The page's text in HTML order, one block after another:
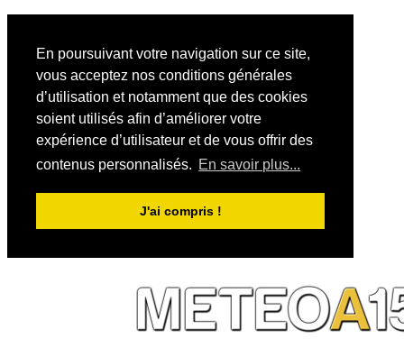
En poursuivant votre navigation sur ce site,
vous acceptez nos conditions générales
d’utilisation et notamment que des cookies
soient utilisés afin d’améliorer votre
expérience d’utilisateur et de vous offrir des
contenus personnalisés. En savoir plus...
J'ai compris !